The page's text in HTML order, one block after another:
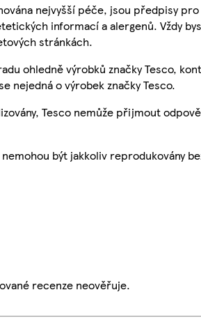
nejvyšší péče, jsou předpisy
informací a alergenů. Vždy
stránkách.
ohledně výrobků značky Tesco,
nejedná o výrobek značky Tesco.
Tesco nemůže přijmout
být jakkoliv reprodukovány
recenze neověřuje.